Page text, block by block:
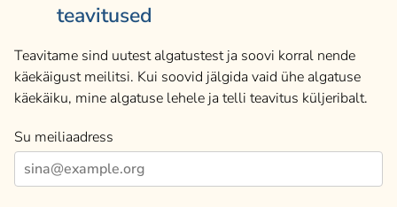
teavitused
Teavitame sind uutest algatustest ja soovi korral nende
käekäigust meilitsi. Kui soovid jälgida vaid ühe algatuse
käekäiku, mine algatuse lehele ja telli teavitus küljeribalt.
Su meiliaadress